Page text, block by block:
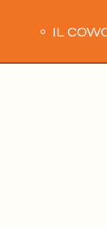
IL